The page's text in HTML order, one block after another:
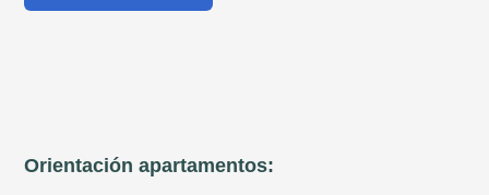
Orientación apartamentos: